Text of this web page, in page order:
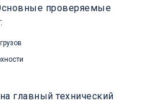
проверяемые
главный технический